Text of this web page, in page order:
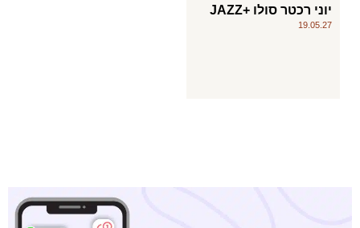
יוני רכטר סולו +JAZZ
19.05.27